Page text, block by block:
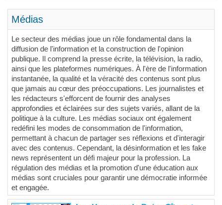
Médias
Le secteur des médias joue un rôle fondamental dans la
diffusion de l'information et la construction de l'opinion
publique. Il comprend la presse écrite, la télévision, la radio,
ainsi que les plateformes numériques. À l'ère de l'information
instantanée, la qualité et la véracité des contenus sont plus
que jamais au cœur des préoccupations. Les journalistes et
les rédacteurs s'efforcent de fournir des analyses
approfondies et éclairées sur des sujets variés, allant de la
politique à la culture. Les médias sociaux ont également
redéfini les modes de consommation de l'information,
permettant à chacun de partager ses réflexions et d'interagir
avec des contenus. Cependant, la désinformation et les fake
news représentent un défi majeur pour la profession. La
régulation des médias et la promotion d'une éducation aux
médias sont cruciales pour garantir une démocratie informée
et engagée.